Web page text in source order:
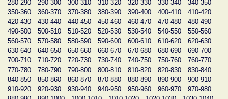
280-290
290-300 300-310 310-320 320-330 330-340
340-350
350-360
360-370 370-380 380-390 390-400 400-410
410-420
420-430
430-440 440-450 450-460 460-470 470-480
480-490
490-500
500-510 510-520 520-530 530-540 540-550
550-560
560-570
570-580 580-590 590-600 600-610 610-620
620-630
630-640
640-650 650-660 660-670 670-680 680-690
690-700
700-710
710-720 720-730 730-740 740-750 750-760
760-770
770-780
780-790 790-800 800-810 810-820 820-830
830-840
840-850
850-860 860-870 870-880 880-890 890-900
900-910
910-920
920-930 930-940 940-950 950-960 960-970
970-980